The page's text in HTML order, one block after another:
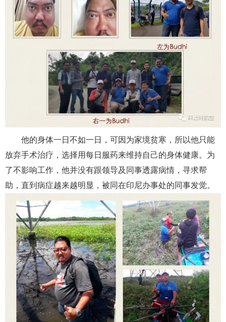
他的身体一日不如一日，可因为家境贫寒，所以他只能
放弃手术治疗，选择用每日服药来维持自己的身体健康。为
了不影响工作，他并没有跟领导及同事透露病情，寻求帮
助，直到病症越来越明显，被同在印尼办事处的同事发觉。